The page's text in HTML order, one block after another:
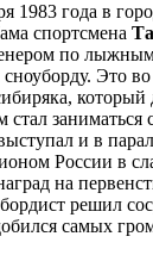
1983 года в
спортсмена
по
Это
который
стал заниматься
и в
России в
на
решил
самых